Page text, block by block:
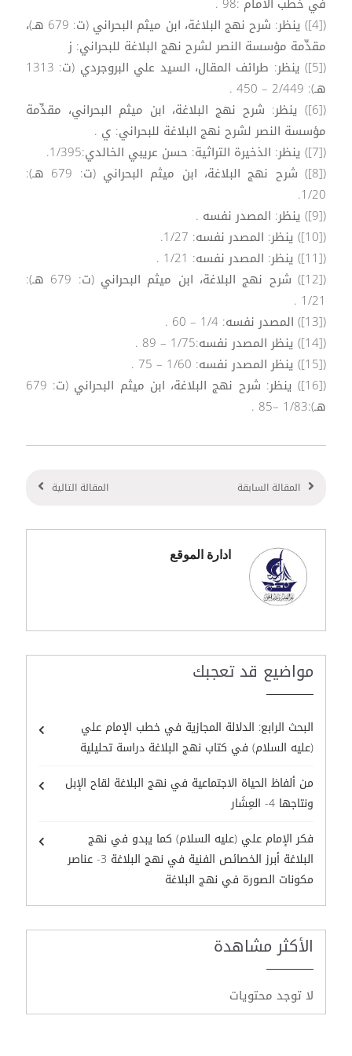
([4]) ينظر: شرح نهج البلاغة، ابن ميثم البحراني (ت: 679 هـ)،
مقدِّمة مؤسسة النصر لشرح نهج البلاغة للبحراني: ز
([5]) ينظر: طرائف المقال، السيد علي البروجردي (ت: 1313
هـ): 2/449 – 450 .
([6]) ينظر: شرح نهج البلاغة، ابن ميثم البحراني، مقدِّمة
مؤسسة النصر لشرح نهج البلاغة للبحراني: ي .
([7]) ينظر: الذخيرة التراثية: حسن عريبي الخالدي:1/395.
([8]) شرح نهج البلاغة، ابن ميثم البحراني (ت: 679 هـ):
1/20.
([9]) ينظر: المصدر نفسه .
([10]) ينظر: المصدر نفسه: 1/27.
([11]) ينظر: المصدر نفسه: 1/21 .
([12]) شرح نهج البلاغة، ابن ميثم البحراني (ت: 679 هـ):
1/21 .
([13]) المصدر نفسه: 1/4 – 60 .
([14]) ينظر المصدر نفسه:1/75 – 89 .
([15]) ينظر المصدر نفسه: 1/60 – 75 .
([16]) ينظر: شرح نهج البلاغة، ابن ميثم البحراني (ت: 679
هـ):1/83 –85 .
المقالة السابقة المقالة التالية
ادارة الموقع
مواضيع قد تعجبك
البحث الرابع: الدلالة المجازية في خطب الإمام علي
(عليه السلام) في كتاب نهج البلاغة دراسة تحليلية
من ألفاظ الحياة الاجتماعية في نهج البلاغة لقاح الإبل
ونتاجها 4- العِشَار
فكر الإمام علي (عليه السلام) كما يبدو في نهج
البلاغة أبرز الخصائص الفنية في نهج البلاغة 3- عناصر
مكونات الصورة في نهج البلاغة
الأكثر مشاهدة
لا توجد محتويات